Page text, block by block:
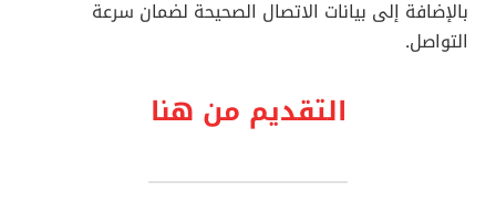
بالإضافة إلى بيانات الاتصال الصحيحة لضمان سرعة
التواصل.
التقديم من هنا